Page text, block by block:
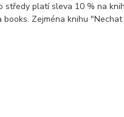
středy platí sleva 10 % na
Zejména knihu